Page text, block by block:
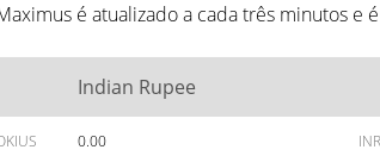
é atualizado a cada três minutos
Indian Rupee
0.00 INR